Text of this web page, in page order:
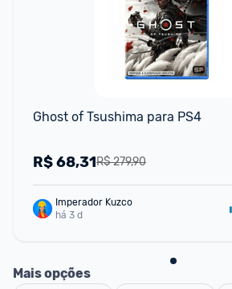
Ghost of Tsushima para PS4
R$ 279,90
R$68,31
Imperador Kuzco
há 3 d
Mais opções